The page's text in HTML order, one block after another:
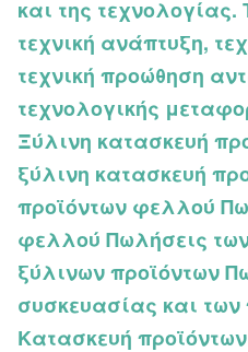
και της τεχνολογίας.
τεχνική ανάπτυξη,
τεχνική προώθηση
τεχνολογικής
Ξύλινη κατασκευή
ξύλινη κατασκευή
προϊόντων φελλού
φελλού Πωλήσεις
ξύλινων προϊόντων
συσκευασίας και των
Κατασκευή